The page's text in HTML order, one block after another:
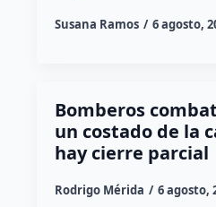
Susana Ramos 6 agosto,
Bomberos
un costado de la
hay cierre parcial
Rodrigo Mérida 6 agosto,